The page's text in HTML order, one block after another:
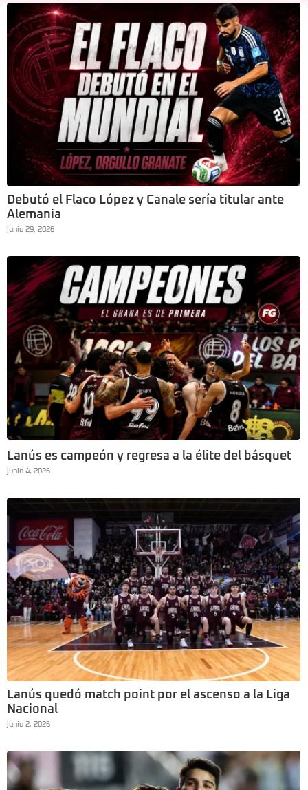
Debutó el Flaco López y Canale sería titular ante
Alemania
junio 29, 2026
Lanús es campeón y regresa a la élite del básquet
junio 4, 2026
Lanús quedó match point por el ascenso a la Liga
Nacional
junio 2, 2026